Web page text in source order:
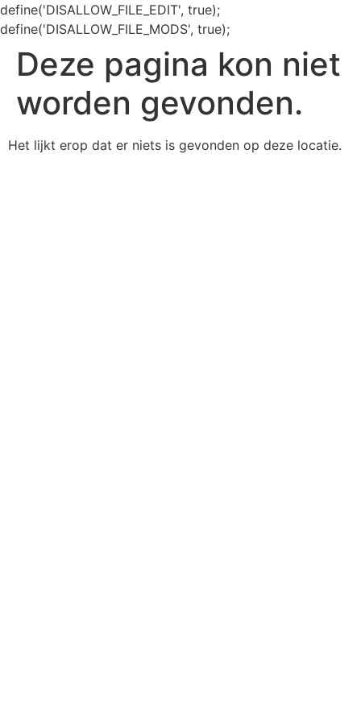
define('DISALLOW_FILE_EDIT', true);
define('DISALLOW_FILE_MODS', true);
Deze pagina kon niet
worden gevonden.
Het lijkt erop dat er niets is gevonden op deze locatie.